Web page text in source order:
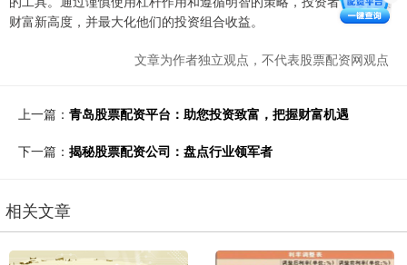
财富新高度，并最大化他们的投资组合收益。
文章为作者独立观点，不代表股票配资网观点
上一篇： 青岛股票配资平台：助您投资致富，把握财富机遇
下一篇： 揭秘股票配资公司：盘点行业领军者
相关文章